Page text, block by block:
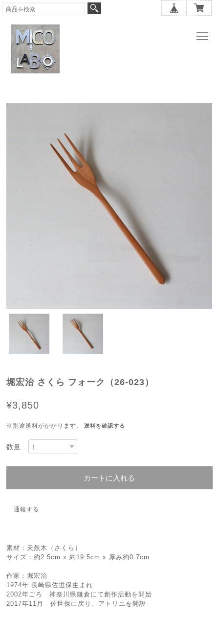
堀宏治 さくら フォーク（26-023）
¥3,850
※別途送料がかかります。 送料を確認する
数量
カートに入れる
通報する
素材：天然木（さくら）
サイズ：約2.5cm x 約19.5cm x 厚み約0.7cm
作家：堀宏治
1974年 長崎県佐世保生まれ
2002年ごろ 神奈川県鎌倉にて創作活動を開始
2017年11月 佐世保に戻り、アトリエを開設